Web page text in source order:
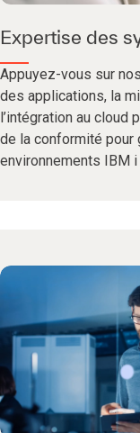
Expertise des
Appuyez-vous sur
des applications, la
l’intégration au
de la conformité
environnements IBM